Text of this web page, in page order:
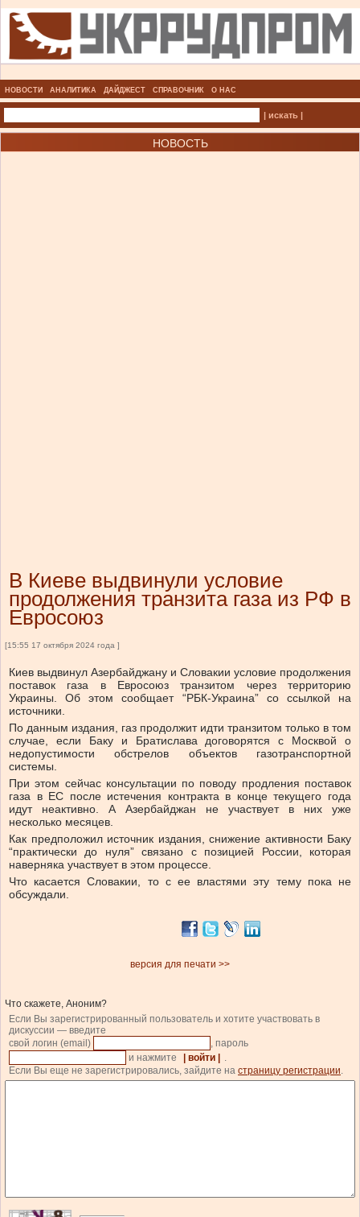
НОВОСТИ АНАЛИТИКА ДАЙДЖЕСТ СПРАВОЧНИК О НАС
| искать |
НОВОСТЬ
В Киеве выдвинули условие
продолжения транзита газа из РФ в
Евросоюз
[15:55 17 октября 2024 года ]
Киев выдвинул Азербайджану и Словакии условие продолжения
поставок газа в Евросоюз транзитом через территорию
Украины. Об этом сообщает “РБК-Украина” со ссылкой на
источники.
По данным издания, газ продолжит идти транзитом только в том
случае, если Баку и Братислава договорятся с Москвой о
недопустимости обстрелов объектов газотранспортной
системы.
При этом сейчас консультации по поводу продления поставок
газа в ЕС после истечения контракта в конце текущего года
идут неактивно. А Азербайджан не участвует в них уже
несколько месяцев.
Как предположил источник издания, снижение активности Баку
“практически до нуля” связано с позицией России, которая
наверняка участвует в этом процессе.
Что касается Словакии, то с ее властями эту тему пока не
обсуждали.
версия для печати >>
Что скажете, Аноним?
Если Вы зарегистрированный пользователь и хотите участвовать в
дискуссии — введите
свой логин (email)
, пароль
и нажмите
| войти |
.
Если Вы еще не зарегистрировались, зайдите на страницу регистрации.